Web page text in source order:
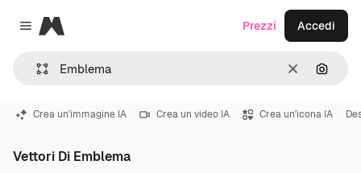
Close menu
Magnific
CancellaCerca
Prezzi Accedi
Crea un'immagine IA Crea un video IA Crea un'icona IA
Vettori Di Emblema